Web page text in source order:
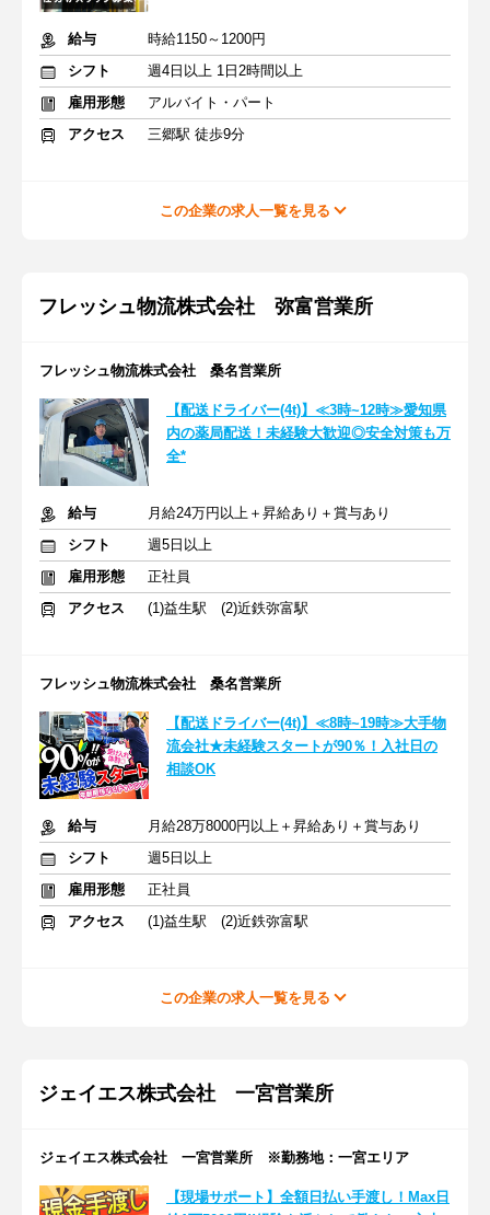
給与
時給1150～1200円
シフト
週4日以上 1日2時間以上
雇用形態
アルバイト・パート
アクセス
三郷駅 徒歩9分
この企業の求人一覧を見る
フレッシュ物流株式会社 弥富営業所
フレッシュ物流株式会社 桑名営業所
【配送ドライバー(4t)】≪3時~12時≫愛知県
内の薬局配送！未経験大歓迎◎安全対策も万
全*
給与
月給24万円以上＋昇給あり＋賞与あり
シフト
週5日以上
雇用形態
正社員
アクセス
(1)益生駅 (2)近鉄弥富駅
フレッシュ物流株式会社 桑名営業所
【配送ドライバー(4t)】≪8時~19時≫大手物
流会社★未経験スタートが90％！入社日の
相談OK
給与
月給28万8000円以上＋昇給あり＋賞与あり
シフト
週5日以上
雇用形態
正社員
アクセス
(1)益生駅 (2)近鉄弥富駅
この企業の求人一覧を見る
ジェイエス株式会社 一宮営業所
ジェイエス株式会社 一宮営業所 ※勤務地：一宮エリア
【現場サポート】全額日払い手渡し！Max日